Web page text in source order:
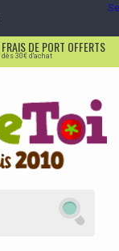
FRAIS DE PORT OFFERTS
dès 30€ d'achat